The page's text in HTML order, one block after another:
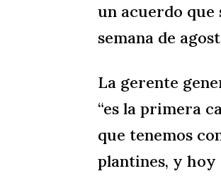
un acuerdo que
semana de
La gerente
“es la primera
que tenemos
plantines, y hoy